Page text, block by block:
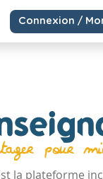
Connexion /
la plateforme